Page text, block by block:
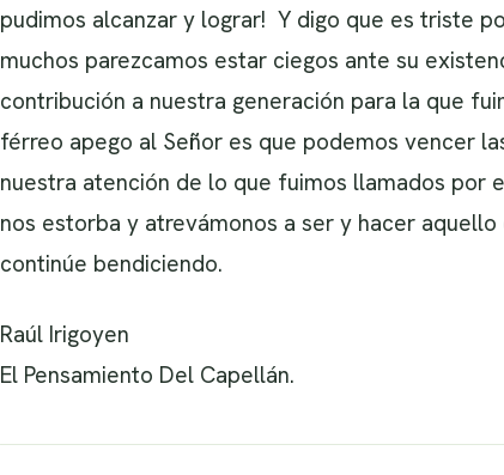
pudimos alcanzar y lograr! Y digo que es triste
muchos parezcamos estar ciegos ante su
contribución a nuestra generación para la que
férreo apego al Señor es que podemos vencer
nuestra atención de lo que fuimos llamados por
nos estorba y atrevámonos a ser y hacer
continúe bendiciendo.
Raúl Irigoyen
El Pensamiento Del Capellán.